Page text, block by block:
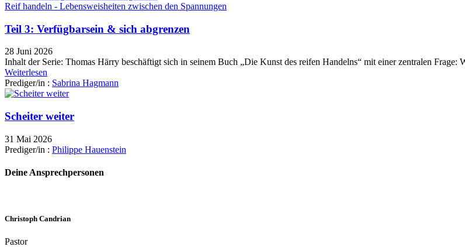
Reif handeln - Lebensweisheiten zwischen den Spannungen
Teil 3: Verfügbarsein & sich abgrenzen
28 Juni 2026
Inhalt der Serie: Thomas Härry beschäftigt sich in seinem Buch „Die Kunst des reifen Handelns“ mit einer zentralen
Weiterlesen
Prediger/in : Sabrina Hagmann
Scheiter weiter
31 Mai 2026
Prediger/in : Philippe Hauenstein
Deine Ansprechpersonen
Christoph Candrian
Pastor